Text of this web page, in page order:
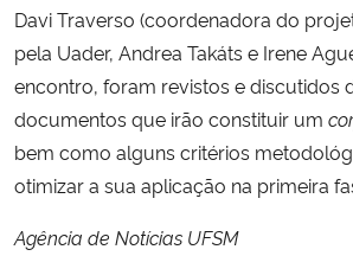
Davi Traverso (coordenadora do
pela Uader, Andrea Takáts e Irene
encontro, foram revistos e discutidos
documentos que irão constituir um
bem como alguns critérios
otimizar a sua aplicação na primeira
Agência de Notícias UFSM